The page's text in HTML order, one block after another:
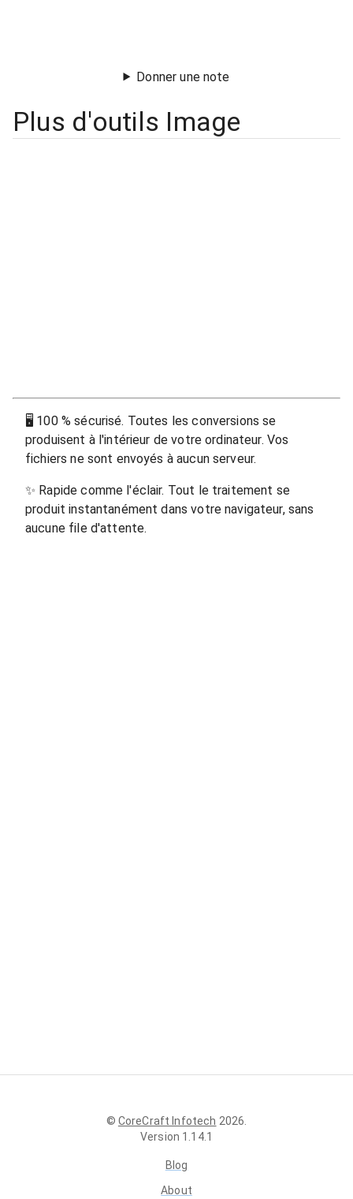
Donner une note
Plus d'outils Image
🖥 100 % sécurisé. Toutes les conversions se
produisent à l'intérieur de votre ordinateur. Vos
fichiers ne sont envoyés à aucun serveur.
✨ Rapide comme l'éclair. Tout le traitement se
produit instantanément dans votre navigateur, sans
aucune file d'attente.
© CoreCraft Infotech 2026
Version 1.14.1
Blog
About